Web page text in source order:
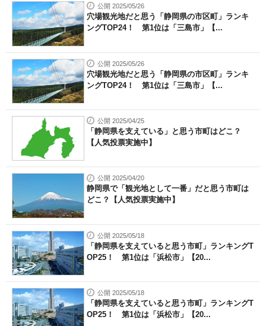
公開 2025/05/26
穴場観光地だと思う「静岡県の市区町」ランキ
ングTOP24！ 第1位は「三島市」【...
公開 2025/05/26
穴場観光地だと思う「静岡県の市区町」ランキ
ングTOP24！ 第1位は「三島市」【...
公開 2025/04/25
「静岡県を支えている」と思う市町はどこ？
【人気投票実施中】
公開 2025/04/20
静岡県で「観光地として一番」だと思う市町は
どこ？【人気投票実施中】
公開 2025/05/18
「静岡県を支えていると思う市町」ランキングT
OP25！ 第1位は「浜松市」【20...
公開 2025/05/18
「静岡県を支えていると思う市町」ランキングT
OP25！ 第1位は「浜松市」【20...